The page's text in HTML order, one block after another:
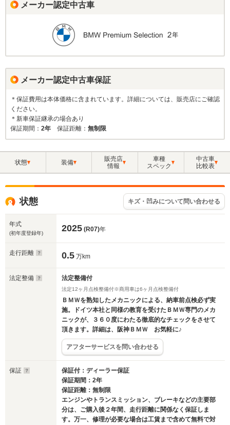
メーカー認定中古車
メーカー認定中古車保証
＊保証費用は本体価格に含まれています。詳細については、販売店にご確認
ください。
＊新車保証継承の場合あり
保証期間： 2年 保証距離： 無制限
状態 装備
販売店
情報
車種
スペック
中古車
比較表
状態 キズ・凹みについて問い合わせる
年式
(初年度登録年) 2025 (R07)年
走行距離 0.5 万km
法定整備 法定整備付
法定12ヶ月点検整備付※商用車は6ヶ月点検整備付
ＢＭＷを熟知したメカニックによる、納車前点検必ず実
施。ドイツ本社と同様の教育を受けたＢＭＷ専門のメカ
ニックが、３６０度にわたる徹底的なチェックをさせて
頂きます。詳細は、阪神ＢＭＷ お気軽に♪
アフターサービスを問い合わせる
保証
保証付：ディーラー保証
保証期間：2年
保証距離：無制限
エンジンやトランスミッション、ブレーキなどの主要部
分は、ご購入後２年間、走行距離に関係なく保証しま
す。万一、修理が必要な場合は工賃まで含めて無料で対